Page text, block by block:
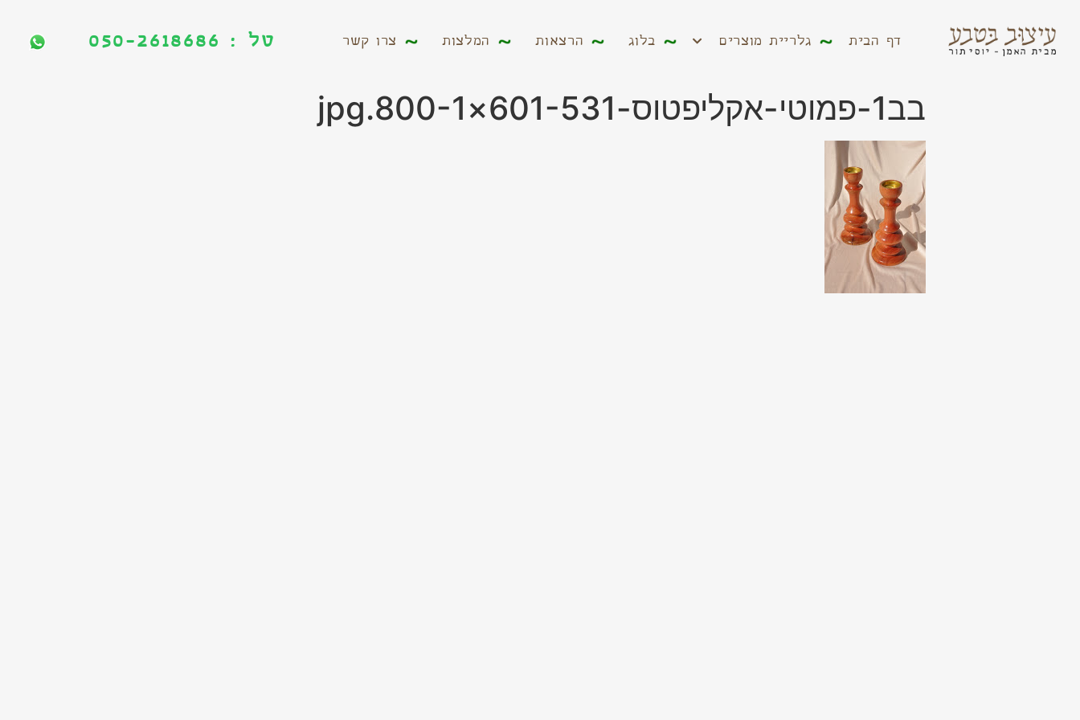
דף הבית גלריית מוצרים בלוג הרצאות המלצות צרו קשר טל : 050-2618686 דף הבית גלריית מוצרים בלוג הרצאות המלצות צרו קשר טל : 050-2618686
בב1-פמוטי-אקליפטוס-601-531×800-1.jpg